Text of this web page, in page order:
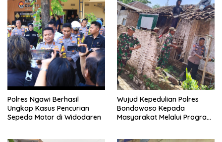
Polres Ngawi Berhasil
Ungkap Kasus Pencurian
Sepeda Motor di Widodaren
Wujud Kepedulian Polres
Bondowoso Kepada
Masyarakat Melalui Program